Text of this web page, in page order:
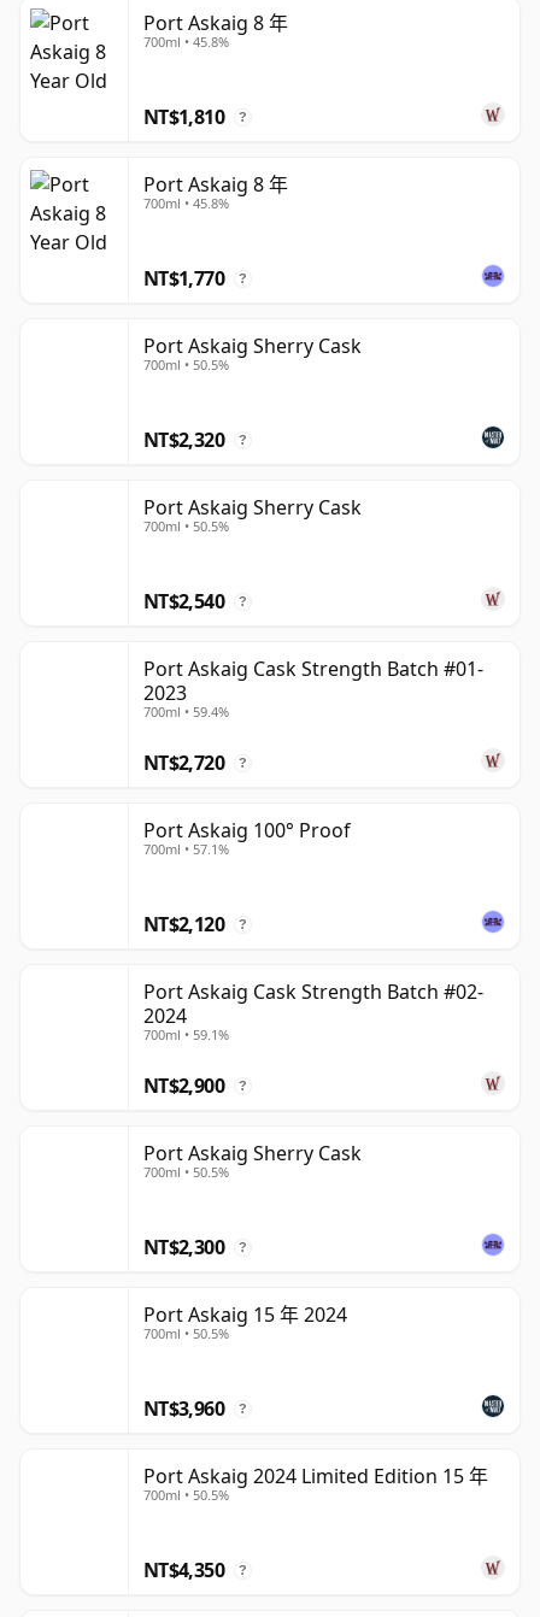
到泥煤煙燻、海浪鹽霧、萊姆、麥芽、胡椒、灰燼及細膩油
脂感等香氣與口感。雪莉桶影響的版本則增添了深色水果、
巧克力、辛香料與更豐富的橡木桶層次，而較老熟的裝瓶則
能展現煙燻、甜感、海洋清新與成熟桶陳深度之間更為精緻
Port Askaig 是 Islay 風格的一幅廣闊而獨立的全景圖：煙
燻感與海岸氣息清晰可辨，但往往更顯優雅，而非厚重粗
獷。對於喜愛 Islay 麥芽威士忌、希望透過精心挑選的裝瓶
來深入探索這座島嶼的飲者而言，這是一個值得關注的品牌
Port Askaig 8 年
700ml • 45.8%
NT$1,810 ?
Port Askaig 8 年
700ml • 45.8%
NT$1,770 ?
Port Askaig Sherry Cask
700ml • 50.5%
NT$2,320 ?
Port Askaig Sherry Cask
700ml • 50.5%
NT$2,540 ?
Port Askaig Cask Strength Batch #01-
2023
700ml • 59.4%
NT$2,720 ?
Port Askaig 100° Proof
700ml • 57.1%
NT$2,120 ?
Port Askaig Cask Strength Batch #02-
2024
700ml • 59.1%
NT$2,900 ?
Port Askaig Sherry Cask
700ml • 50.5%
NT$2,300 ?
Port Askaig 15 年 2024
700ml • 50.5%
NT$3,960 ?
Port Askaig 2024 Limited Edition 15 年
700ml • 50.5%
NT$4,350 ?